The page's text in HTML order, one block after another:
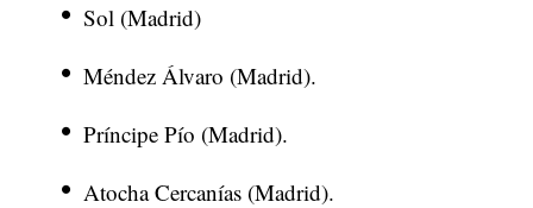
Sol (Madrid)
Méndez Álvaro (Madrid).
Príncipe Pío (Madrid).
Atocha Cercanías (Madrid).